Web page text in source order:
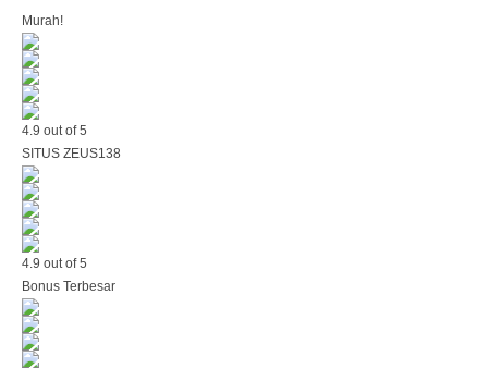
Murah!
4.9 out of 5
SITUS ZEUS138
4.9 out of 5
Bonus Terbesar